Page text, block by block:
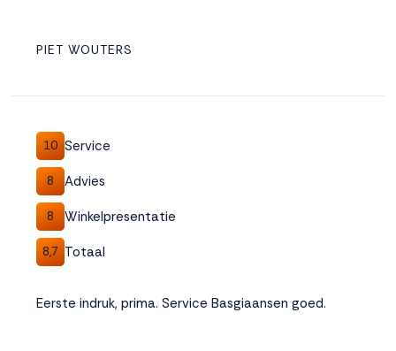
PIET WOUTERS
10 Service
8 Advies
8 Winkelpresentatie
8,7 Totaal
Eerste indruk, prima. Service Basgiaansen goed.